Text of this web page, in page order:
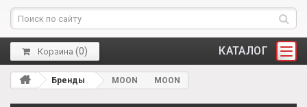
КАТАЛОГ
Корзина (0)
Бренды MOON MOON